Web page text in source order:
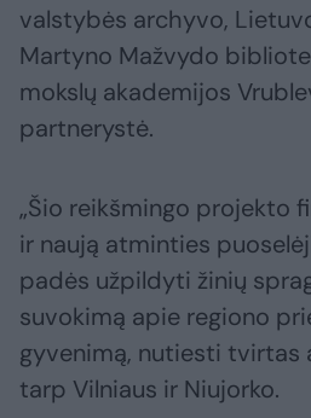
valstybės archyvo,
Martyno Mažvydo
mokslų akademijos
partnerystė.
„Šio reikšmingo projekto
ir naują atminties
padės užpildyti žinių
suvokimą apie regiono
gyvenimą, nutiesti tvirtas
tarp Vilniaus ir Niujorko.